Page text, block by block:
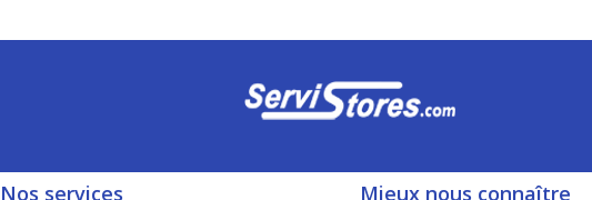
Nos services Mieux nous connaître